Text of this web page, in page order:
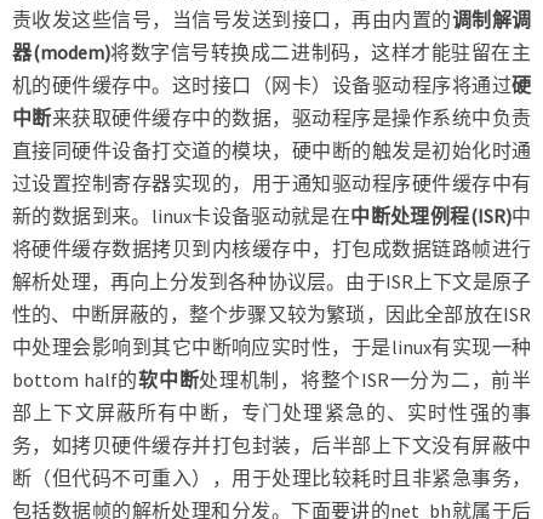
责收发这些信号，当信号发送到接口，再由内置的调制解调
器(modem)将数字信号转换成二进制码，这样才能驻留在主
机的硬件缓存中。这时接口（网卡）设备驱动程序将通过硬
中断来获取硬件缓存中的数据，驱动程序是操作系统中负责
直接同硬件设备打交道的模块，硬中断的触发是初始化时通
过设置控制寄存器实现的，用于通知驱动程序硬件缓存中有
新的数据到来。linux卡设备驱动就是在中断处理例程(ISR)中
将硬件缓存数据拷贝到内核缓存中，打包成数据链路帧进行
解析处理，再向上分发到各种协议层。由于ISR上下文是原子
性的、中断屏蔽的，整个步骤又较为繁琐，因此全部放在ISR
中处理会影响到其它中断响应实时性，于是linux有实现一种
bottom half的软中断处理机制，将整个ISR一分为二，前半
部上下文屏蔽所有中断，专门处理紧急的、实时性强的事
务，如拷贝硬件缓存并打包封装，后半部上下文没有屏蔽中
断（但代码不可重入），用于处理比较耗时且非紧急事务，
包括数据帧的解析处理和分发。下面要讲的net_bh就属于后